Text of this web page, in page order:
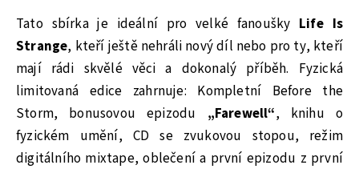
Tato sbírka je ideální pro velké fanoušky Life Is
Strange, kteří ještě nehráli nový díl nebo pro ty, kteří
mají rádi skvělé věci a dokonalý příběh. Fyzická
limitovaná edice zahrnuje: Kompletní Before the
Storm, bonusovou epizodu „Farewell“, knihu o
fyzickém umění, CD se zvukovou stopou, režim
digitálního mixtape, oblečení a první epizodu z první